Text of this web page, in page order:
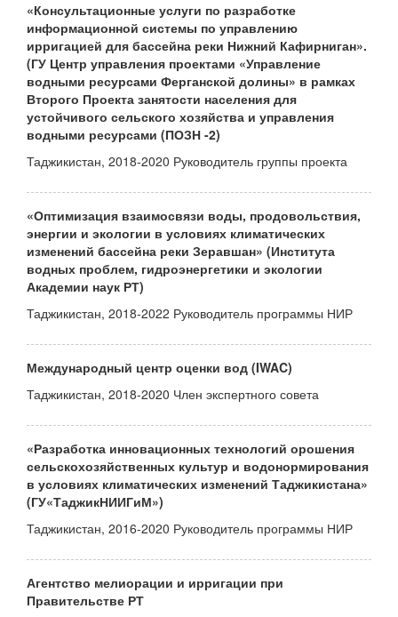
«Консультационные услуги по разработке
информационной системы по управлению
ирригацией для бассейна реки Нижний Кафирниган».
(ГУ Центр управления проектами «Управление
водными ресурсами Ферганской долины» в рамках
Второго Проекта занятости населения для
устойчивого сельского хозяйства и управления
водными ресурсами (ПОЗН -2)
Таджикистан, 2018-2020 Руководитель группы проекта
«Оптимизация взаимосвязи воды, продовольствия,
энергии и экологии в условиях климатических
изменений бассейна реки Зеравшан» (Института
водных проблем, гидроэнергетики и экологии
Академии наук РТ)
Таджикистан, 2018-2022 Руководитель программы НИР
Международный центр оценки вод (IWAC)
Таджикистан, 2018-2020 Член экспертного совета
«Разработка инновационных технологий орошения
сельскохозяйственных культур и водонормирования
в условиях климатических изменений Таджикистана»
(ГУ«ТаджикНИИГиМ»)
Таджикистан, 2016-2020 Руководитель программы НИР
Агентство мелиорации и ирригации при
Правительстве РТ